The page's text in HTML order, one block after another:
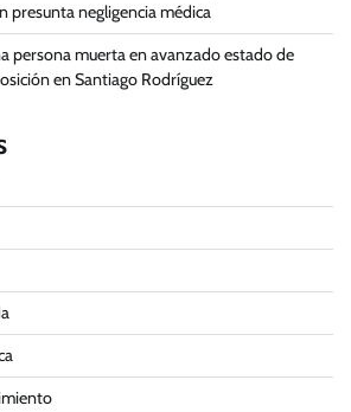
presunta negligencia médica
persona muerta en avanzado estado de
en Santiago Rodríguez